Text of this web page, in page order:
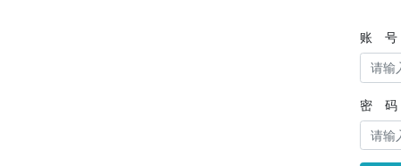
账 号
密 码